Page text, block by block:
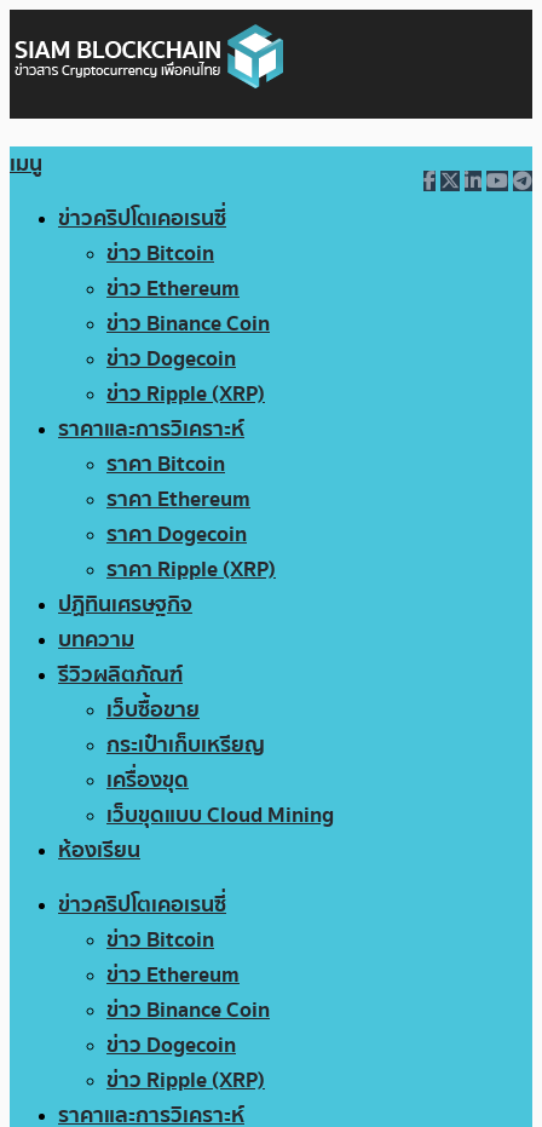
เมนู
ข่าวคริปโตเคอเรนซี่
ข่าว Bitcoin
ข่าว Ethereum
ข่าว Binance Coin
ข่าว Dogecoin
ข่าว Ripple (XRP)
ราคาและการวิเคราะห์
ราคา Bitcoin
ราคา Ethereum
ราคา Dogecoin
ราคา Ripple (XRP)
ปฏิทินเศรษฐกิจ
บทความ
รีวิวผลิตภัณฑ์
เว็บซื้อขาย
กระเป๋าเก็บเหรียญ
เครื่องขุด
เว็บขุดแบบ Cloud Mining
ห้องเรียน
ข่าวคริปโตเคอเรนซี่
ข่าว Bitcoin
ข่าว Ethereum
ข่าว Binance Coin
ข่าว Dogecoin
ข่าว Ripple (XRP)
ราคาและการวิเคราะห์